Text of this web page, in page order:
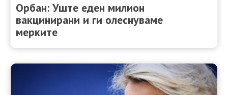
Орбан: Уште еден милион
вакцинирани и ги олеснуваме
мерките